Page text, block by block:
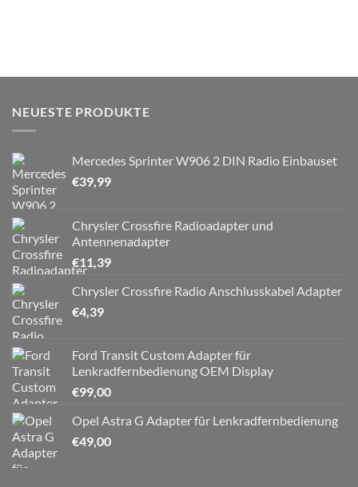
NEUESTE PRODUKTE
Mercedes Sprinter W906 2 DIN Radio Einbauset
€39,99
Chrysler Crossfire Radioadapter und
Antennenadapter
€11,39
Chrysler Crossfire Radio Anschlusskabel Adapter
€4,39
Ford Transit Custom Adapter für
Lenkradfernbedienung OEM Display
€99,00
Opel Astra G Adapter für Lenkradfernbedienung
€49,00